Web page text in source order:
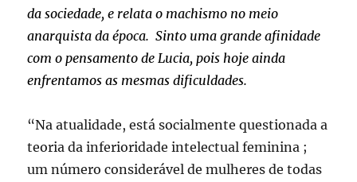
da sociedade, e relata o machismo no meio
anarquista da época. Sinto uma grande afinidade
com o pensamento de Lucia, pois hoje ainda
enfrentamos as mesmas dificuldades.
“Na atualidade, está socialmente questionada a
teoria da inferioridade intelectual feminina ;
um número considerável de mulheres de todas